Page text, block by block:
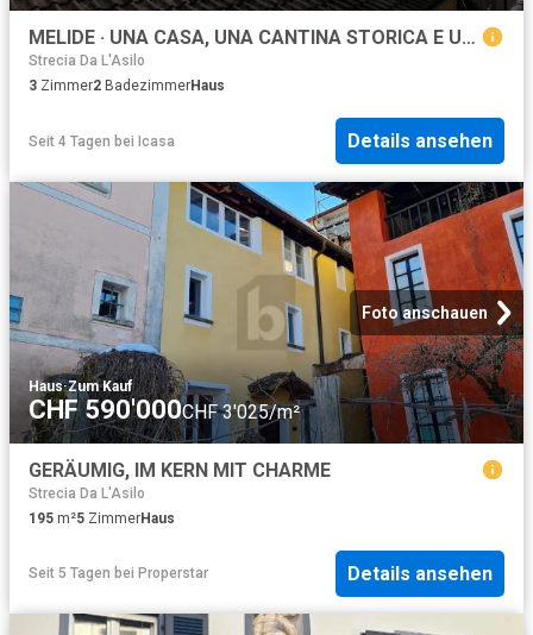
MELIDE · UNA CASA, UNA CANTINA STORICA E UNA COLLEZIONE DI VINI CHE RESTA
Strecia Da L'Asilo
3 Zimmer2 BadezimmerHaus
Seit 4 Tagen bei Icasa Details ansehen
Foto anschauen
Haus·Zum Kauf
CHF 590'000CHF 3'025/m²
GERÄUMIG, IM KERN MIT CHARME
Strecia Da L'Asilo
195 m²5 ZimmerHaus
Seit 5 Tagen bei Properstar Details ansehen